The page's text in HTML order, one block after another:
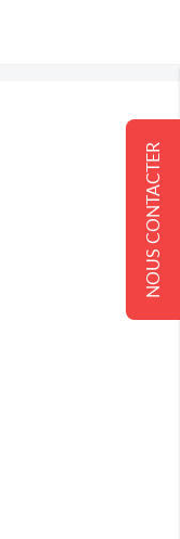
NOUS CONTACTER